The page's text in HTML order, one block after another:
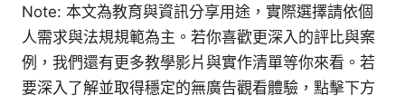
Note: 本文為教育與資訊分享用途，實際選擇請依個
人需求與法規規範為主。若你喜歡更深入的評比與案
例，我們還有更多教學影片與實作清單等你來看。若
要深入了解並取得穩定的無廣告觀看體驗，點擊下方